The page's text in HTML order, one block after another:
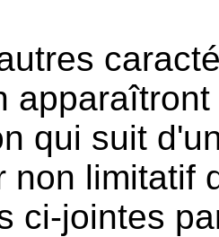
qui suit
non limitatif
ci-jointes